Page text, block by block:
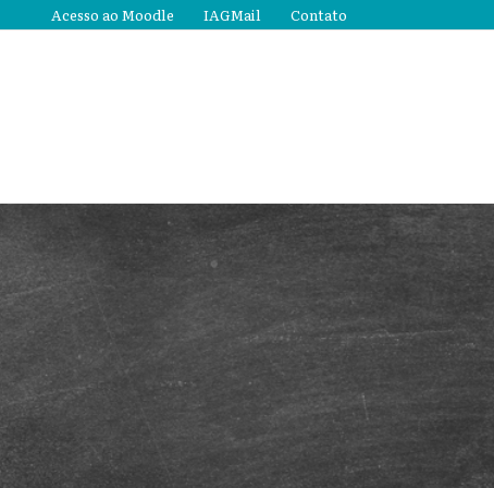
Acesso ao Moodle IAGMail Contato